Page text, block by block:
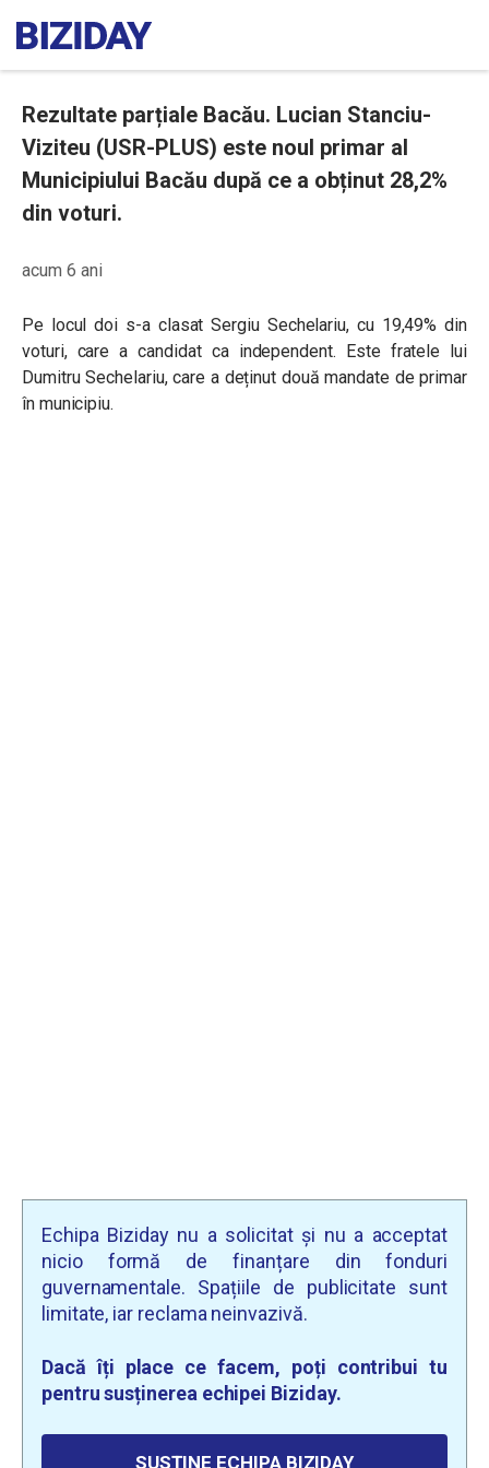
Rezultate parțiale Bacău. Lucian Stanciu-
Viziteu (USR-PLUS) este noul primar al
Municipiului Bacău după ce a obținut 28,2%
din voturi.
acum 6 ani
Pe locul doi s-a clasat Sergiu Sechelariu, cu 19,49% din
voturi, care a candidat ca independent. Este fratele lui
Dumitru Sechelariu, care a deținut două mandate de primar
în municipiu.
Echipa Biziday nu a solicitat și nu a acceptat
nicio formă de finanțare din fonduri
guvernamentale. Spațiile de publicitate sunt
limitate, iar reclama neinvazivă.
Dacă îți place ce facem, poți contribui tu
pentru susținerea echipei Biziday.
SUSȚINE ECHIPA BIZIDAY